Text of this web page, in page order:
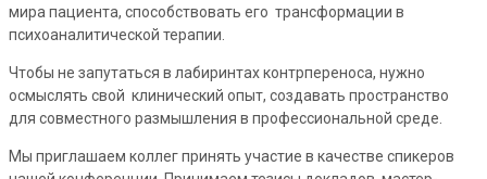
мира пациента, способствовать его трансформации в
психоаналитической терапии.
Чтобы не запутаться в лабиринтах контрпереноса, нужно
осмыслять свой клинический опыт, создавать пространство
для совместного размышления в профессиональной среде.
Мы приглашаем коллег принять участие в качестве спикеров